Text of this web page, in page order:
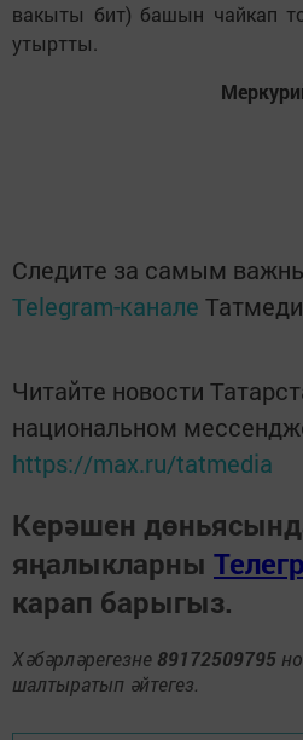
вакыты бит) башын чайкап
утыртты.
Следите за самым
Telegram-канале
Читайте новости
национальном
https://max.ru/tatmedia
Керәшен
яңалыкларны
карап барыгыз.
Хәбәрләрегезне 89172509795
шалтыратып әйтегез.